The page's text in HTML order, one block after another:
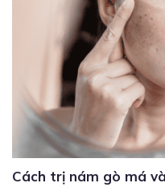
Cách trị nám gò má